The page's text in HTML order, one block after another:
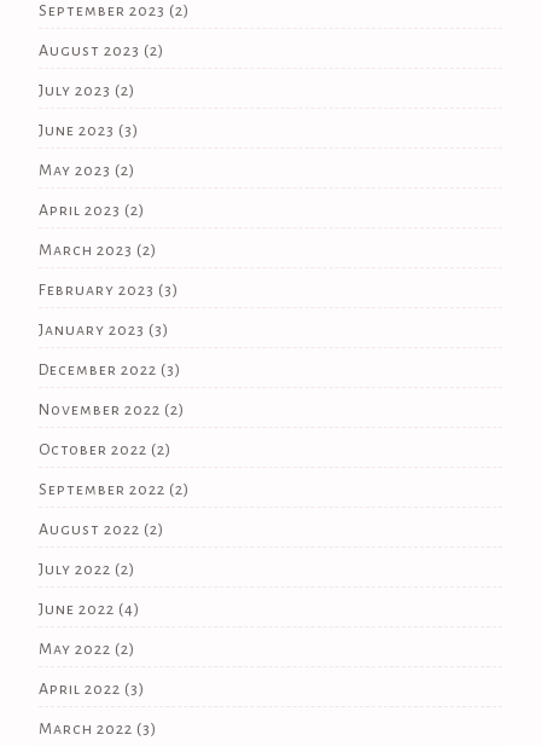
September 2023 (2)
August 2023 (2)
July 2023 (2)
June 2023 (3)
May 2023 (2)
April 2023 (2)
March 2023 (2)
February 2023 (3)
January 2023 (3)
December 2022 (3)
November 2022 (2)
October 2022 (2)
September 2022 (2)
August 2022 (2)
July 2022 (2)
June 2022 (4)
May 2022 (2)
April 2022 (3)
March 2022 (3)